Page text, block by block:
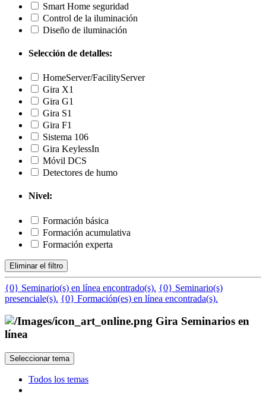
Smart Home seguridad
Control de la iluminación
Diseño de iluminación
Selección de detalles:
HomeServer/FacilityServer
Gira X1
Gira G1
Gira S1
Gira F1
Sistema 106
Gira KeylessIn
Móvil DCS
Detectores de humo
Nivel:
Formación básica
Formación acumulativa
Formación experta
Eliminar el filtro
{0} Seminario(s) en línea encontrado(s). {0} Seminario(s)
presenciale(s). {0} Formación(es) en línea encontrada(s).
Gira Seminarios en
línea
Seleccionar tema
Todos los temas